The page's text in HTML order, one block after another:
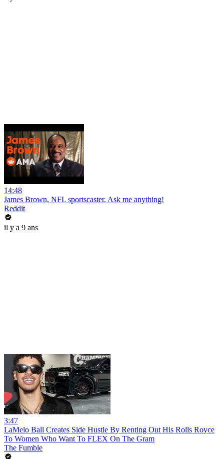
14:48
James Brown, NFL sportscaster. Ask me anything!
Reddit
il y a 9 ans
3:47
LaMelo Ball Creates Side Hustle By Renting Out His Rolls Royce
To Women Who Want To FLEX On The Gram
The Fumble